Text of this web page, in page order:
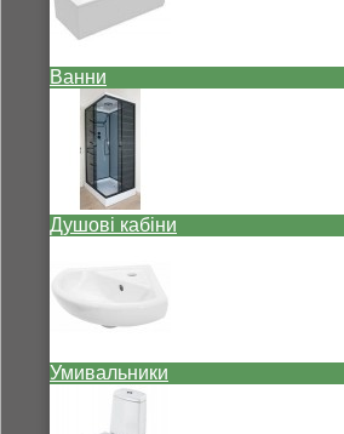
Ванни
Душові кабіни
Умивальники